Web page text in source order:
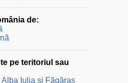
de:
pe teritoriul sau
Iulia şi Făgăraş